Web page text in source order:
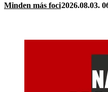
Minden más foci2026.08.03.